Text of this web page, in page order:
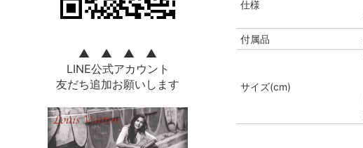
▲ ▲ ▲ ▲
LINE公式アカウント
友だち追加お願いします
仕様
付属品
サイズ(cm)